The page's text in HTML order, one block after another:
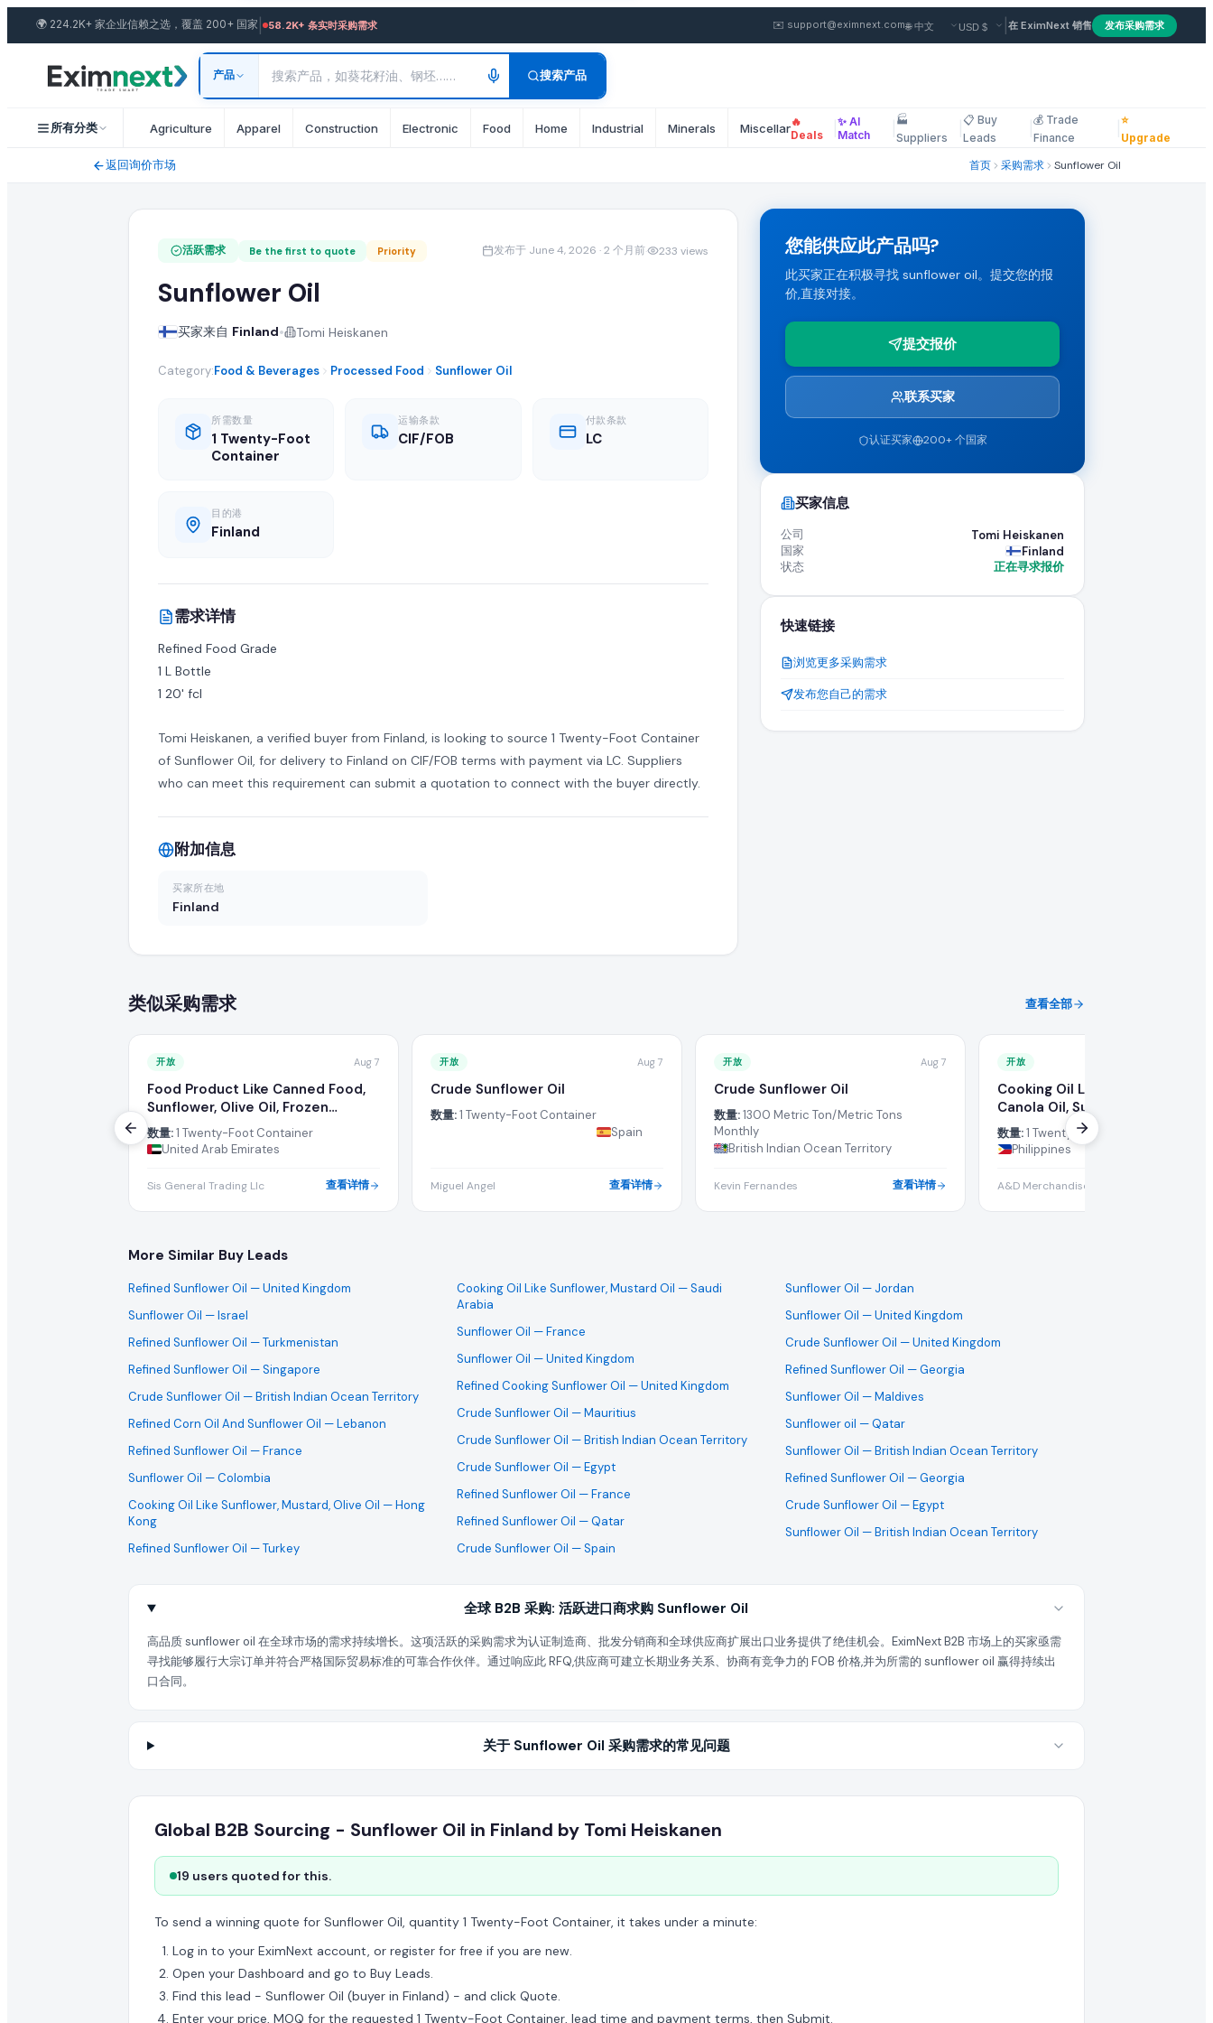
求购: Sunflower Oil
采购需求规格与贸易条款
一位来自 Finland 的买家正在寻找批发 sunflower oil。 所需数量: 1 Twenty-Foot Container。 运输条款: CIF/FOB。 付款条款: LC。 查看完整规格并提交您有竞争力的报价。
运输条款与目的港
买家要求 CIF/FOB 运输条款。能够向 Finland 发货的任何国家的出口商均可提交最优 FOB 或 CIF 报价。
认证供应商可提交包含 FOB 价格、起订量(MOQ)、产能与运输条款的批发报价。点击"提交报价"直接响应此 sunflower oil 采购需求。
类似 Sunflower Oil 批发采购需求
在 EximNext B2B 市场浏览更多活跃的 sunflower oil 采购需求以及来自全球进口商的相关 B2B Products 产品。
全球 B2B 采购: 活跃进口商求购 Sunflower Oil
高品质 sunflower oil 在全球市场的需求持续增长。这项活跃的采购需求为认证制造商、批发分销商和全球供应商扩展出口业务提供了绝佳机会。EximNext B2B 市场上的买家亟需寻找能
关于 Sunflower Oil 采购需求的常见问题
如何响应此 sunflower oil 采购需求?
认证供应商和制造商可以点击本页的"提交报价"按钮,将批发价格和贸易条款直接发送给需要此产品的买家以作回复。
EximNext 对我们 B2B 市场上的买家实施认证流程,确保供应商对接的是正在主动寻求进口 sunflower oil 的合法企业。
我的报价中需要包含哪些信息?
您的报价应包括最优批发 FOB 价格、最低起订量(MOQ)、可用产能、运输条款以及针对所需 sunflower oil 的付款条件。
我可以直接联系来自 Finland 的买家吗?
可以,我们目录中已注册并已升级的供应商可访问买家的联系方式,直接与正在寻找该产品的公司协商出口条款。
还有其他买家在寻找 sunflower oil 吗?
有的,您可以浏览本页的"类似采购需求"栏目,或在我们的全球 B2B 目录中搜索更多正在寻找 sunflower oil 的活跃进口商。
如何成为 sunflower oil 的认证供应商?
您可以在 EximNext 免费注册并完善企业资料以成为认证制造商或出口商,这能在买家寻找您的产品时提升您赢得采购需求的机会。
买家要求的具体运输条款(例如 CIF、FOB、EXW)列于此 sunflower oil 采购需求的详细信息部分。
这是一次性采购还是长期的批量订单需求?
买家通常寻求长期的制造合作伙伴。您可以与买家澄清此 sunflower oil 需求是即期采购还是长期的批发合约。
国际出口商可以对此采购需求报价吗?
当然可以。EximNext 是全球 B2B 市场,我们鼓励任何有能力向 Finland 发货的出口商对所需产品提交报价。
这个 RFQ 需要多快回复?
活跃的采购需求具有时效性。我们建议尽快提交您的 sunflower oil 批发报价,以领先于其他寻找同样业务的供应商。
是否需要提供产品样品?
批量进口 sunflower oil 的买家通常在敲定大合同前会要求样品。您可以直接与买家商讨样品事宜。
什么是成功的 sunflower oil 报价?
在 EximNext 查看采购需求是否免费?
浏览采购需求目录是免费的。但提交报价和获取高级买家联系方式可能需要特定等级的供应商会员。
🌍 224.2K+ 家企业信赖之选，覆盖 200+ 国家 58.2K+ 条实时采购需求 ✉️ support@eximnext.com 在 EximNext 销售 发布采购需求
产品 搜索产品
所有分类 Agriculture Apparel Construction Electronic Food Home Industrial Minerals Miscellaneous
🔥
Deals
✨ AI
Match
🏭
Suppliers
📋 Buy
Leads
💰 Trade
Finance
⭐
Upgrade
返回询价市场 首页 采购需求 Sunflower Oil
活跃需求 Be the first to quote Priority 发布于 June 4, 2026 · 2 个月前· 233 views
Sunflower Oil
买家来自 Finland• Tomi Heiskanen
Category:Food & Beverages Processed Food Sunflower Oil
所需数量
1 Twenty-Foot
Container
运输条款
CIF/FOB
付款条款
LC
目的港
Finland
需求详情
Refined Food Grade
1 L Bottle
1 20' fcl
Tomi Heiskanen, a verified buyer from Finland, is looking to source 1 Twenty-Foot Container
of Sunflower Oil, for delivery to Finland on CIF/FOB terms with payment via LC. Suppliers
who can meet this requirement can submit a quotation to connect with the buyer directly.
附加信息
买家所在地
Finland
您能供应此产品吗?
此买家正在积极寻找 sunflower oil。提交您的报
价,直接对接。
提交报价
联系买家
认证买家 200+ 个国家
买家信息
公司
Tomi Heiskanen
国家
Finland
状态
正在寻求报价
快速链接
浏览更多采购需求
发布您自己的需求
类似采购需求 查看全部
开放 Aug 7
Food Product Like Canned Food,
Sunflower, Olive Oil, Frozen
Cheese
数量:1 Twenty-Foot Container
United Arab Emirates
Sis General Trading Llc 查看详情
开放 Aug 7
Crude Sunflower Oil
数量:1 Twenty-Foot Container
Spain
Miguel Angel 查看详情
开放 Aug 7
Crude Sunflower Oil
数量:1300 Metric Ton/Metric Tons
Monthly
British Indian Ocean Territory
Kevin Fernandes 查看详情
开放
Cooking Oil Like , Vegetable Oil,
Canola Oil, Sunflower Oil,
数量:1 Twenty-Foot Container
Philippines
A&D Merchandise
More Similar Buy Leads
Refined Sunflower Oil — United Kingdom
Sunflower Oil — Israel
Refined Sunflower Oil — Turkmenistan
Refined Sunflower Oil — Singapore
Crude Sunflower Oil — British Indian Ocean Territory
Refined Corn Oil And Sunflower Oil — Lebanon
Refined Sunflower Oil — France
Sunflower Oil — Colombia
Cooking Oil Like Sunflower, Mustard, Olive Oil — Hong
Kong
Refined Sunflower Oil — Turkey
Cooking Oil Like Sunflower, Mustard Oil — Saudi
Arabia
Sunflower Oil — France
Sunflower Oil — United Kingdom
Refined Cooking Sunflower Oil — United Kingdom
Crude Sunflower Oil — Mauritius
Crude Sunflower Oil — British Indian Ocean Territory
Crude Sunflower Oil — Egypt
Refined Sunflower Oil — France
Refined Sunflower Oil — Qatar
Crude Sunflower Oil — Spain
Sunflower Oil — Jordan
Sunflower Oil — United Kingdom
Crude Sunflower Oil — United Kingdom
Refined Sunflower Oil — Georgia
Sunflower Oil — Maldives
Sunflower oil — Qatar
Sunflower Oil — British Indian Ocean Territory
Refined Sunflower Oil — Georgia
Crude Sunflower Oil — Egypt
Sunflower Oil — British Indian Ocean Territory
全球 B2B 采购: 活跃进口商求购 Sunflower Oil
高品质 sunflower oil 在全球市场的需求持续增长。这项活跃的采购需求为认证制造商、批发分销商和全球供应商扩展出口业务提供了绝佳机会。EximNext B2B 市场上的买家亟需
寻找能够履行大宗订单并符合严格国际贸易标准的可靠合作伙伴。通过响应此 RFQ,供应商可建立长期业务关系、协商有竞争力的 FOB 价格,并为所需的 sunflower oil 赢得持续出
口合同。
关于 Sunflower Oil 采购需求的常见问题
Global B2B Sourcing - Sunflower Oil in Finland by Tomi Heiskanen
19 users quoted for this.
To send a winning quote for Sunflower Oil, quantity 1 Twenty-Foot Container, it takes under a minute:
Log in to your EximNext account, or register for free if you are new.
Open your Dashboard and go to Buy Leads.
Find this lead - Sunflower Oil (buyer in Finland) - and click Quote.
Enter your price, MOQ for the requested 1 Twenty-Foot Container, lead time and payment terms, then Submit.